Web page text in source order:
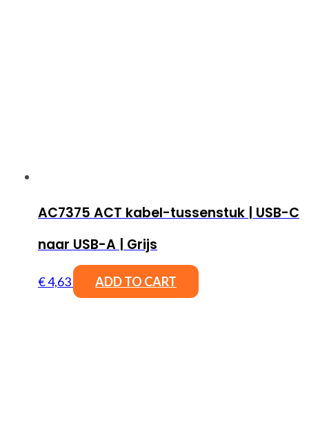
AC7375 ACT kabel-tussenstuk | USB-C
naar USB-A | Grijs
€4,63 ADD TO CART